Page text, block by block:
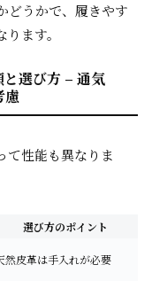
どうかで、履きやす
ます。
選び方 – 通気
慮
て性能も異なりま
選び方のポイント
然皮革は手入れが必要